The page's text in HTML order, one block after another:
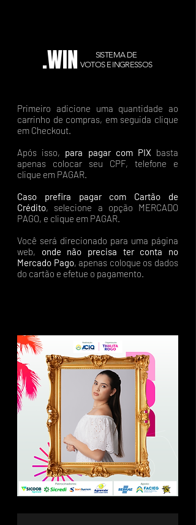
.WIN
SISTEMA DE
VOTOS E INGRESSOS
Primeiro adicione uma quantidade ao
carrinho de compras, em seguida clique
em Checkout.
Após isso, para pagar com PIX basta
apenas colocar seu CPF, telefone e
clique em PAGAR.
Caso prefira pagar com Cartão de
Crédito, selecione a opção MERCADO
PAGO, e clique em PAGAR.
Você será direcionado para uma página
web, onde não precisa ter conta no
Mercado Pago, apenas coloque os dados
do cartão e efetue o pagamento.